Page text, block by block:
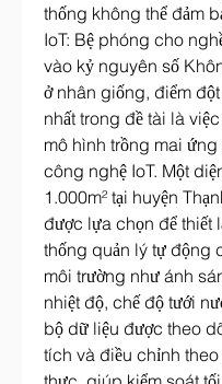
thống không thể đảm
IoT: Bệ phóng cho
vào kỷ nguyên số
ở nhân giống, điểm
nhất trong đề tài là
mô hình trồng mai
công nghệ IoT. Một
1.000m² tại huyện
được lựa chọn để thiết
thống quản lý tự động
môi trường như ánh
nhiệt độ, chế độ tưới
bộ dữ liệu được theo
tích và điều chỉnh